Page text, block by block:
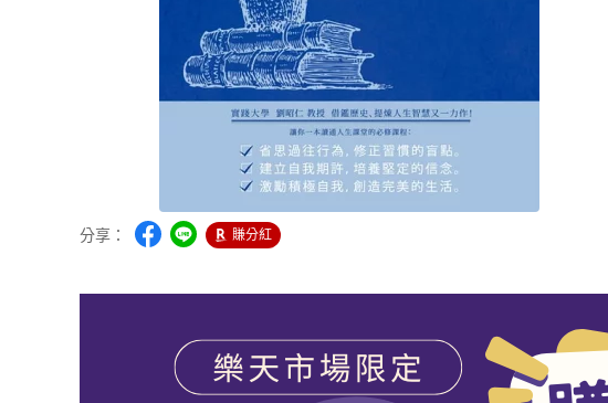
分享： 賺分紅